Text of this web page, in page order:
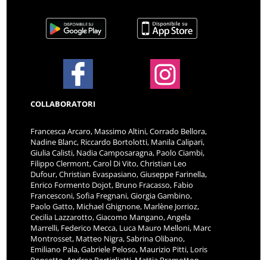
COLLABORATORI
Francesca Arcaro, Massimo Altini, Corrado Bellora,
Nadine Blanc, Riccardo Bortolotti, Manila Calipari,
Giulia Calisti, Nadia Camposaragna, Paolo Ciambi,
Filippo Clermont, Carol Di Vito, Christian Leo
Dufour, Christian Evaspasiano, Giuseppe Farinella,
Enrico Formento Dojot, Bruno Fracasso, Fabio
Francesconi, Sofia Fregnani, Giorgia Gambino,
Paolo Gatto, Michael Ghignone, Marlène Jorrioz,
Cecilia Lazzarotto, Giacomo Mangano, Angela
Marrelli, Federico Mecca, Luca Mauro Melloni, Marc
Montrosset, Matteo Nigra, Sabrina Olibano,
Emiliano Pala, Gabriele Peloso, Maurizio Pitti, Loris